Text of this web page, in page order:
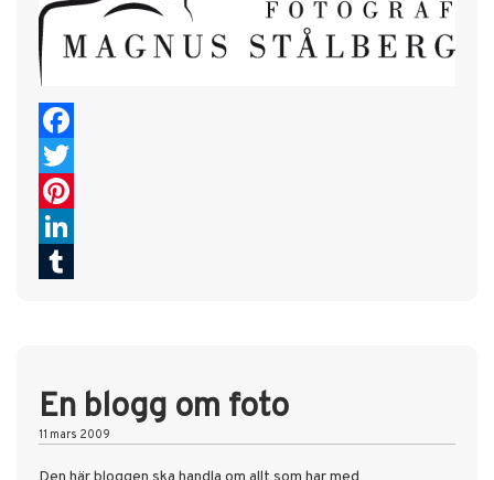
Facebook
Twitter
Pinterest
LinkedIn
En blogg om foto
11 mars 2009